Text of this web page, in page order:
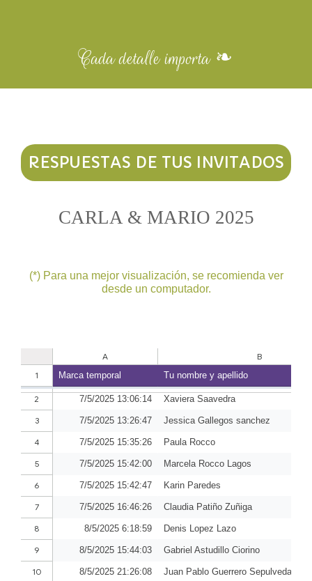
Cada detalle importa ❧
RESPUESTAS DE TUS INVITADOS
CARLA & MARIO 2025
(*) Para una mejor visualización, se recomienda ver
desde un computador.